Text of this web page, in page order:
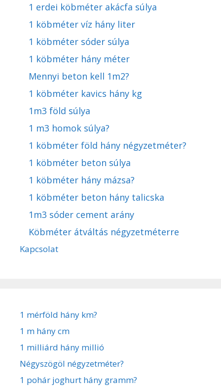
1 erdei köbméter akácfa súlya
1 köbméter víz hány liter
1 köbméter sóder súlya
1 köbméter hány méter
Mennyi beton kell 1m2?
1 köbméter kavics hány kg
1m3 föld súlya
1 m3 homok súlya?
1 köbméter föld hány négyzetméter?
1 köbméter beton súlya
1 köbméter hány mázsa?
1 köbméter beton hány talicska
1m3 sóder cement arány
Köbméter átváltás négyzetméterre
Kapcsolat
1 mérföld hány km?
1 m hány cm
1 milliárd hány millió
Négyszögöl négyzetméter?
1 pohár joghurt hány gramm?